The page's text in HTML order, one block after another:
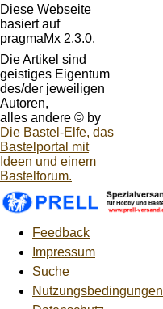
Diese Webseite
basiert auf
pragmaMx 2.3.0.
Die Artikel sind
geistiges Eigentum
des/der jeweiligen
Autoren,
alles andere © by
Die Bastel-Elfe, das
Bastelportal mit
Ideen und einem
Bastelforum.
Feedback
Impressum
Suche
Nutzungsbedingungen